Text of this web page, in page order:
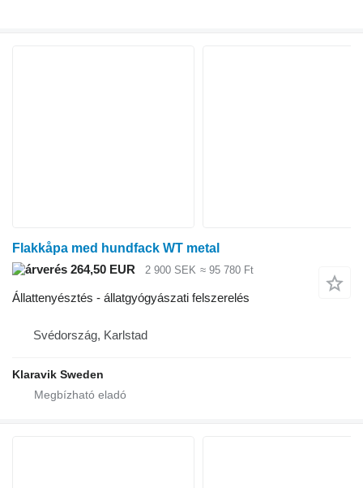
Flakkåpa med hundfack WT metal
264,50 EUR
2 900 SEK ≈ 95 780 Ft
Állattenyésztés - állatgyógyászati felszerelés
Svédország, Karlstad
Klaravik Sweden